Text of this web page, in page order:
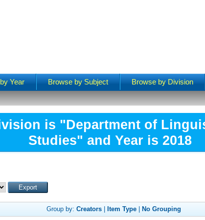
Year Browse by Subject Browse by Division
is "Department of
Studies" and Year is 2018
Group by: Creators| Item Type| No Grouping